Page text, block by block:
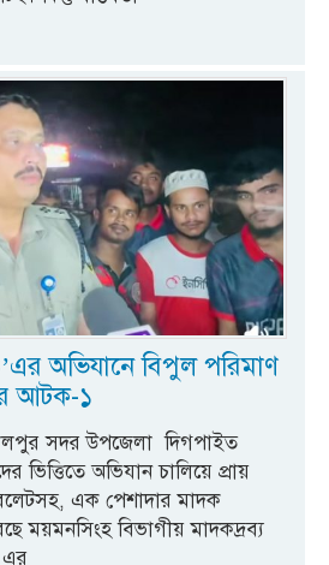
অভিযানে বিপুল পরিমাণ
আটক-১
সদর উপজেলা দিগপাইত
ভিত্তিতে অভিযান চালিয়ে প্রায়
এক পেশাদার মাদক
ময়মনসিংহ বিভাগীয় মাদকদ্রব্য
এর